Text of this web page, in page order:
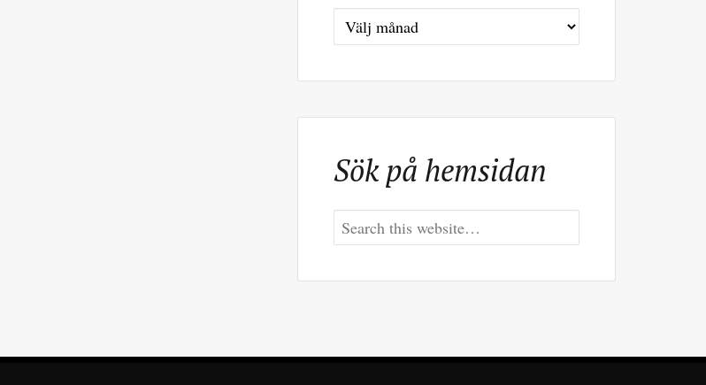
Arkiv
Sök på hemsidan